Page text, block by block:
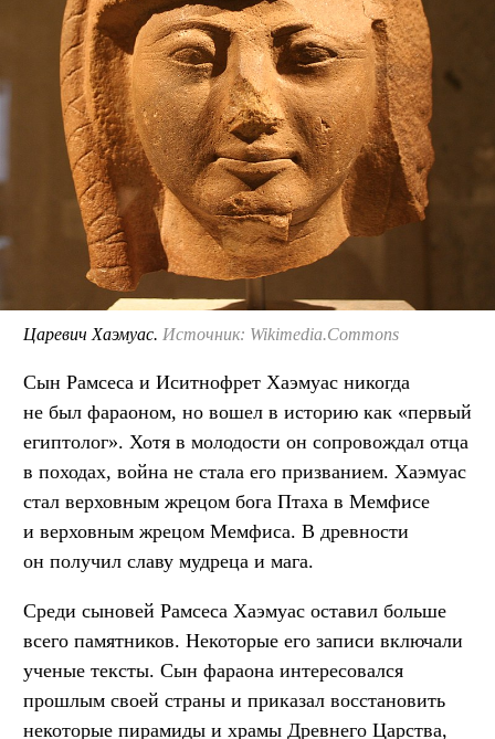
Царевич Хаэмуас. Источник: Wikimedia.Commons
Сын Рамсеса и Иситнофрет Хаэмуас никогда
не был фараоном, но вошел в историю как «первый
египтолог». Хотя в молодости он сопровождал отца
в походах, война не стала его призванием. Хаэмуас
стал верховным жрецом бога Птаха в Мемфисе
и верховным жрецом Мемфиса. В древности
он получил славу мудреца и мага.
Среди сыновей Рамсеса Хаэмуас оставил больше
всего памятников. Некоторые его записи включали
ученые тексты. Сын фараона интересовался
прошлым своей страны и приказал восстановить
некоторые пирамиды и храмы Древнего Царства,